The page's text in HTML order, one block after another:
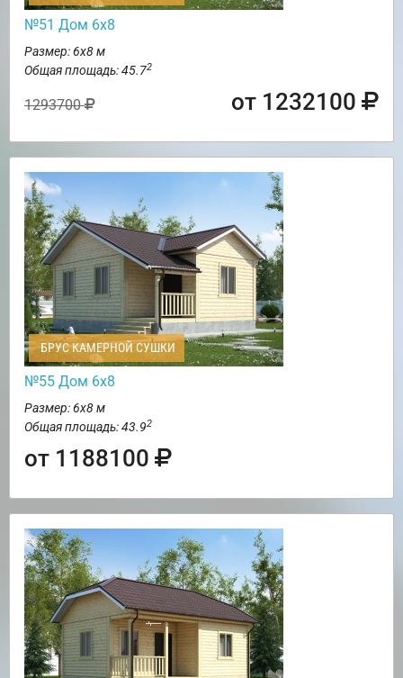
№51 Дом 6х8
Размер: 6х8 м
Общая площадь: 45.72
1293700 от 1232100
БРУС КАМЕРНОЙ СУШКИ
№55 Дом 6х8
Размер: 6х8 м
Общая площадь: 43.92
от 1188100